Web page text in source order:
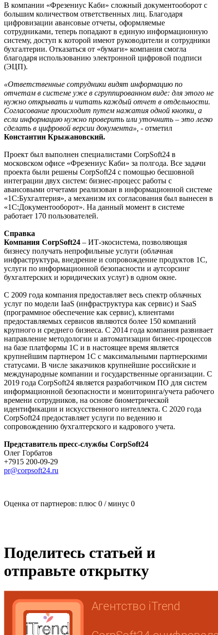
В компании «Фрезениус Каби» сложный документооборот с
большим количеством ответственных лиц. Благодаря
цифровизации авансовые отчеты, оформляемые
сотрудниками, теперь попадают в единую информационную
систему, доступ к которой имеют руководители и сотрудники
бухгалтерии. Отказаться от «бумаги» компания смогла
благодаря использованию электронной цифровой подписи
(ЭЦП).
«Ответственные сотрудники видят информацию по
отчетам в системе уже в сгруппированном виде: для этого не
нужно открывать и читать каждый отчет в отдельности.
Согласование происходит путем нажатия одной кнопки, а
если информацию нужно проверить или уточнить – это легко
сделать в цифровой версии документа», - отметил
Константин Крыжановский.
Проект был выполнен специалистами CorpSoft24 в
московском офисе «Фрезениус Каби» за полгода. Все задачи
проекта были решены CorpSoft24 с помощью бесшовной
интеграции двух систем: бизнес-процесс работы с
авансовыми отчетами реализован в информационной системе
«1С:Бухгалтерия», а механизм их согласования был вынесен в
«1С:Документооборот». На данный момент в системе
работает 170 пользователей.
Справка
Компания CorpSoft24 – ИТ-экосистема, позволяющая
бизнесу получать непрофильные услуги (облачная
инфраструктура, внедрение и сопровождение продуктов 1С,
услуги по информационной безопасности и аутсорсинг
бухгалтерских и юридических услуг) в одном окне.
С 2009 года компания предоставляет весь спектр облачных
услуг по модели IaaS (инфраструктура как сервис) и SaaS
(программное обеспечение как сервис), клиентами
предоставляемых сервисов являются более 150 компаний
крупного и среднего бизнеса. С 2014 года компания развивает
направление методологии и автоматизации бизнес-процессов
на базе платформы 1С и в настоящее время является
крупнейшим партнером 1С с максимальными партнерскими
статусами. В числе заказчиков крупнейшие российские и
международные компании и государственные организации. C
2019 года CorpSoft24 является разработчиком ПО для систем
информационной безопасности и мониторинга/учета рабочего
времени сотрудников, на основе биометрической
идентификации и искусственного интеллекта. С 2020 года
CorpSoft24 предоставляет услуги по ведению и
сопровождению бухгалтерского и кадрового учета.
Представитель пресс-службы CorpSoft24
Олег Горбатов
+7915 200-09-29
pr@corpsoft24.ru
Оценка от партнеров: плюс 0 / минус 0
Поделитесь статьей и
отправьте открытку